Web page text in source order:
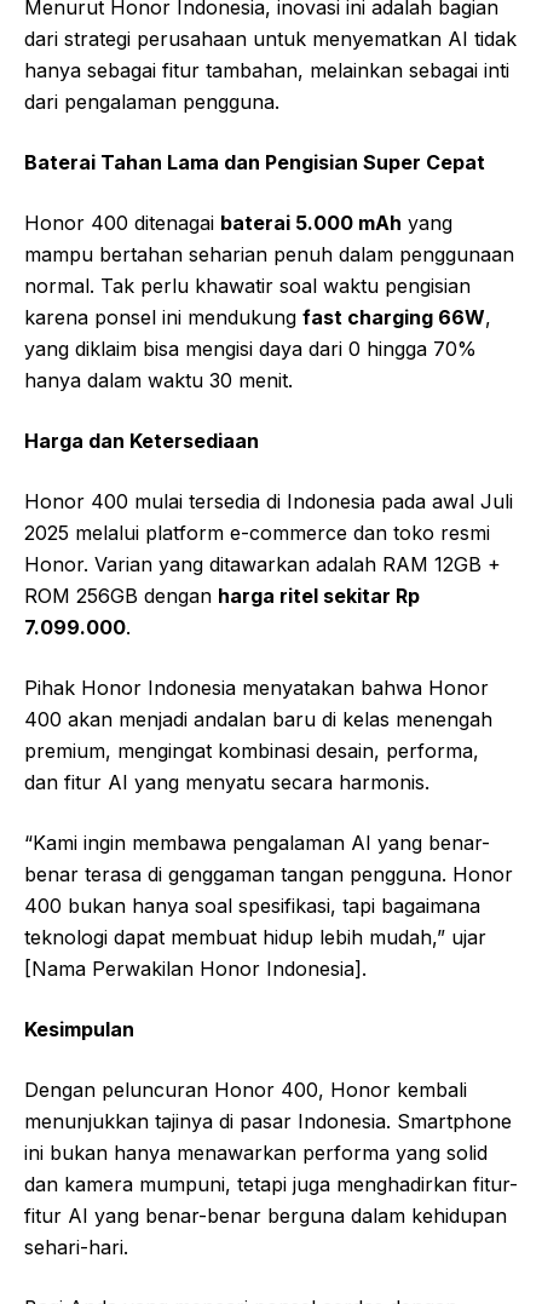
Menurut Honor Indonesia, inovasi ini adalah bagian
dari strategi perusahaan untuk menyematkan AI tidak
hanya sebagai fitur tambahan, melainkan sebagai inti
dari pengalaman pengguna.
Baterai Tahan Lama dan Pengisian Super Cepat
Honor 400 ditenagai baterai 5.000 mAh yang
mampu bertahan seharian penuh dalam penggunaan
normal. Tak perlu khawatir soal waktu pengisian
karena ponsel ini mendukung fast charging 66W,
yang diklaim bisa mengisi daya dari 0 hingga 70%
hanya dalam waktu 30 menit.
Harga dan Ketersediaan
Honor 400 mulai tersedia di Indonesia pada awal Juli
2025 melalui platform e-commerce dan toko resmi
Honor. Varian yang ditawarkan adalah RAM 12GB +
ROM 256GB dengan harga ritel sekitar Rp
7.099.000.
Pihak Honor Indonesia menyatakan bahwa Honor
400 akan menjadi andalan baru di kelas menengah
premium, mengingat kombinasi desain, performa,
dan fitur AI yang menyatu secara harmonis.
“Kami ingin membawa pengalaman AI yang benar-
benar terasa di genggaman tangan pengguna. Honor
400 bukan hanya soal spesifikasi, tapi bagaimana
teknologi dapat membuat hidup lebih mudah,” ujar
[Nama Perwakilan Honor Indonesia].
Kesimpulan
Dengan peluncuran Honor 400, Honor kembali
menunjukkan tajinya di pasar Indonesia. Smartphone
ini bukan hanya menawarkan performa yang solid
dan kamera mumpuni, tetapi juga menghadirkan fitur-
fitur AI yang benar-benar berguna dalam kehidupan
sehari-hari.